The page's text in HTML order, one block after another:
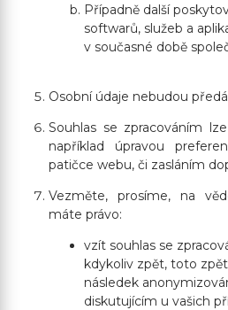
Případně další
softwarů, služeb a
v současné době
Osobní údaje nebudou
Souhlas se zpracováním
například úpravou
patičce webu, či zasláním
Vezměte, prosíme, na
máte právo:
vzít souhlas se
kdykoliv zpět, toto
následek
diskutujícím u vašich